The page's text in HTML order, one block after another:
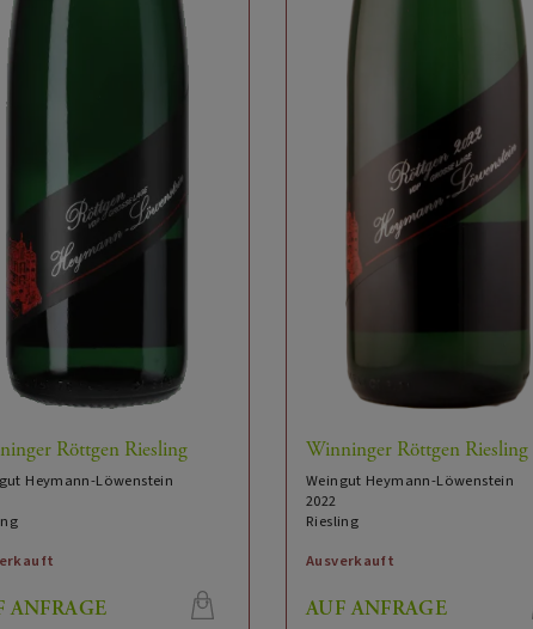
Röttgen Riesling
Heymann-Löwenstein
ANFRAGE
Winninger Röttgen Riesling
Weingut Heymann-Löwenstein
2022
Riesling
Ausverkauft
AUF ANFRAGE